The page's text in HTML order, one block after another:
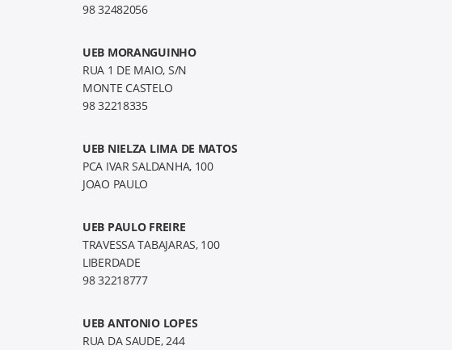
98 32482056
UEB MORANGUINHO
RUA 1 DE MAIO, S/N
MONTE CASTELO
98 32218335
UEB NIELZA LIMA DE MATOS
PCA IVAR SALDANHA, 100
JOAO PAULO
UEB PAULO FREIRE
TRAVESSA TABAJARAS, 100
LIBERDADE
98 32218777
UEB ANTONIO LOPES
RUA DA SAUDE, 244